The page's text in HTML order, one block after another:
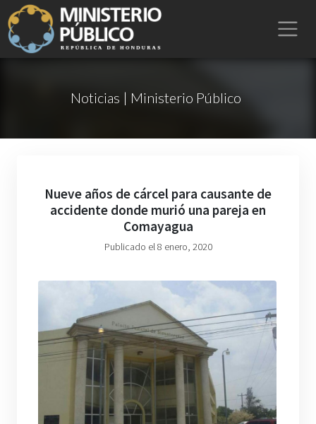
Noticias | Ministerio Público
Nueve años de cárcel para causante de
accidente donde murió una pareja en
Comayagua
Publicado el 8 enero, 2020